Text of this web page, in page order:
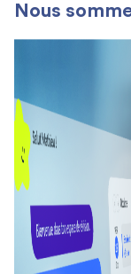
Nous